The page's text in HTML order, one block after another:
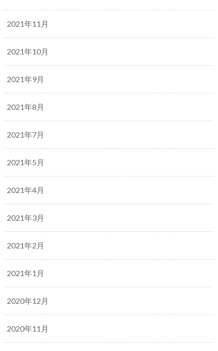
2021年11月
2021年10月
2021年9月
2021年8月
2021年7月
2021年5月
2021年4月
2021年3月
2021年2月
2021年1月
2020年12月
2020年11月